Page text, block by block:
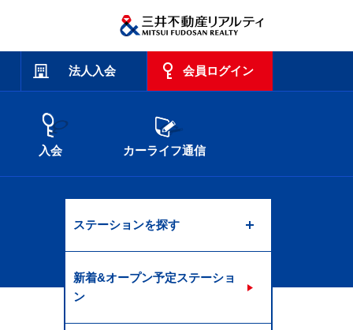
法人入会 会員ログイン
入会 カーライフ通信
ステーションを探す
新着&オープン予定ステーショ
ン